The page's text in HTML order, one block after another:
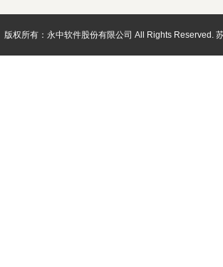
版权所有：永中软件股份有限公司 All Rights Reserved.